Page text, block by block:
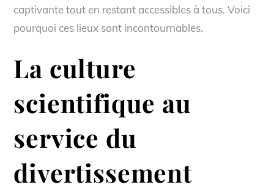
captivante tout en restant accessibles à tous. Voici
pourquoi ces lieux sont incontournables.
La culture
scientifique au
service du
divertissement